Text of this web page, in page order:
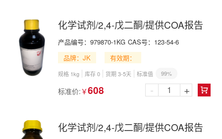
化学试剂/2,4-戊二酮/提供COA报告
产品编号： 979870-1KG CAS号： 123-54-6
品牌：JK
有效期：
规格 1kg 库存 0 货期 3-5天 标准值 99%
标准价: ￥608 
- +
化学试剂/2,4-戊二酮/提供COA报告